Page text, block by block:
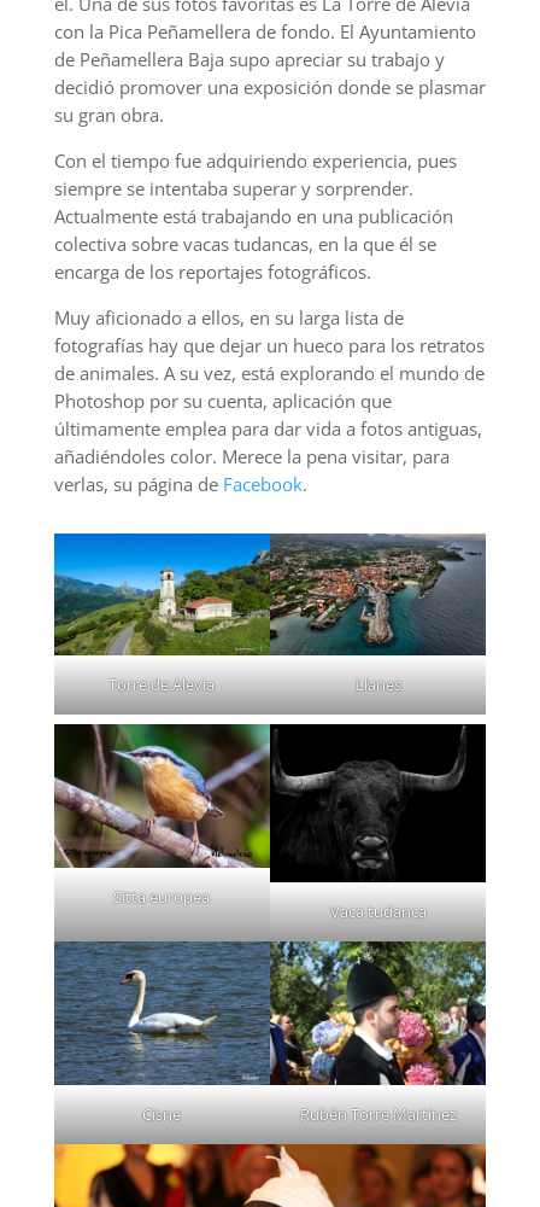
con la Pica Peñamellera de fondo. El Ayuntamiento
de Peñamellera Baja supo apreciar su trabajo y
decidió promover una exposición donde se plasmar
su gran obra.
Con el tiempo fue adquiriendo experiencia, pues
siempre se intentaba superar y sorprender.
Actualmente está trabajando en una publicación
colectiva sobre vacas tudancas, en la que él se
encarga de los reportajes fotográficos.
Muy aficionado a ellos, en su larga lista de
fotografías hay que dejar un hueco para los retratos
de animales. A su vez, está explorando el mundo de
Photoshop por su cuenta, aplicación que
últimamente emplea para dar vida a fotos antiguas,
añadiéndoles color. Merece la pena visitar, para
verlas, su página de Facebook.
Torre de Alevia Llanes
Sitta europea
Vaca tudanca
Cisne Rubén Torre Martínez